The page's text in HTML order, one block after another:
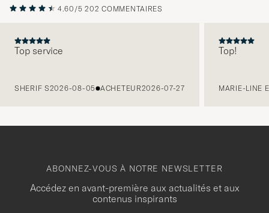
4.60/5 202 COMMENTAIRES
Top service
SHERIF S2026-08-05 ACHETEUR2026-07-27
Top!
MARIE-LINE
ABONNEZ-VOUS À NOTRE NEWSLETTER
Accédez en avant-première aux actualités et aux
contenus inspirants